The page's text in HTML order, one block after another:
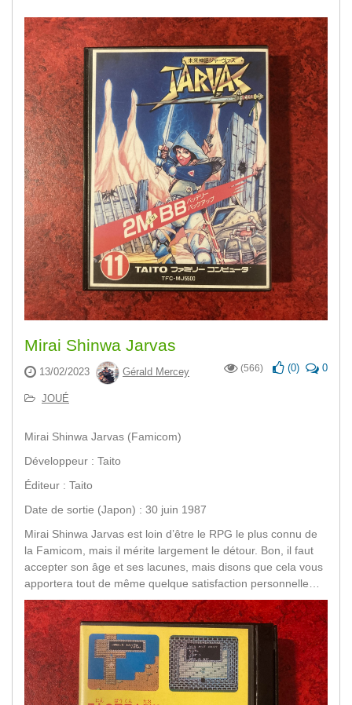
Mirai Shinwa Jarvas
13/02/2023 Gérald Mercey (566) (0) 0
JOUÉ
Mirai Shinwa Jarvas (Famicom)
Développeur : Taito
Éditeur : Taito
Date de sortie (Japon) : 30 juin 1987
Mirai Shinwa Jarvas est loin d’être le RPG le plus connu de
la Famicom, mais il mérite largement le détour. Bon, il faut
accepter son âge et ses lacunes, mais disons que cela vous
apportera tout de même quelque satisfaction personnelle…